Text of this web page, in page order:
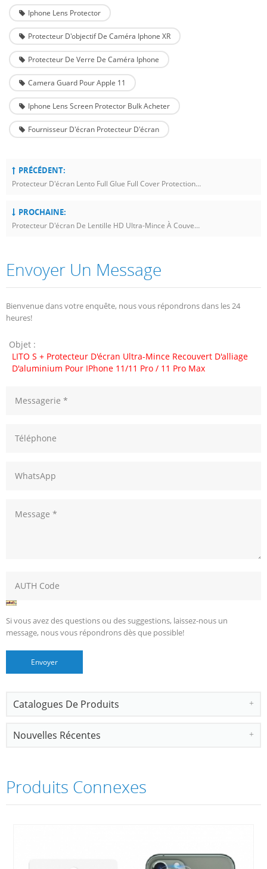
Iphone Lens Protector
Protecteur D'objectif De Caméra Iphone XR
Protecteur De Verre De Caméra Iphone
Camera Guard Pour Apple 11
Iphone Lens Screen Protector Bulk Acheter
Fournisseur D'écran Protecteur D'écran
PRÉCÉDENT:
Protecteur D'écran Lento Full Glue Full Cover Protection Haute Définition Lentille Pour IPhone 11/11 Pro / Pro Max
PROCHAINE:
Protecteur D'écran De Lentille HD Ultra-Mince À Couverture Complète Pour IPhone 11 Pro / 11 Pro Max
Envoyer Un Message
Bienvenue dans votre enquête, nous vous répondrons dans les 24
heures!
Objet :
LITO S + Protecteur D'écran Ultra-Mince Recouvert D'alliage
D'aluminium Pour IPhone 11/11 Pro / 11 Pro Max
Si vous avez des questions ou des suggestions, laissez-nous un
message, nous vous répondrons dès que possible!
Catalogues De Produits
Nouvelles Récentes
Produits Connexes